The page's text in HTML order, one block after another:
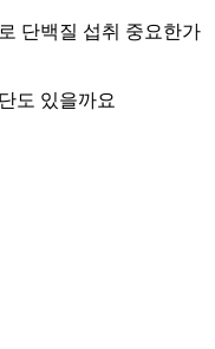
단백질 섭취 중요한가
도 있을까요